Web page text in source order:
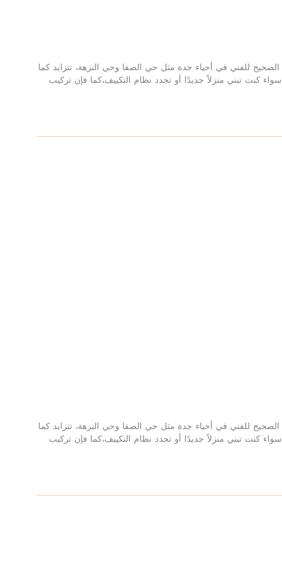
للفني في أحياء جدة مثل حي الصفا وحي النزهة، تتزايد كما
كنت تبني منزلاً جديدًا أو تجدد نظام التكييف،كما فإن تركيب
للفني في أحياء جدة مثل حي الصفا وحي النزهة، تتزايد كما
كنت تبني منزلاً جديدًا أو تجدد نظام التكييف،كما فإن تركيب